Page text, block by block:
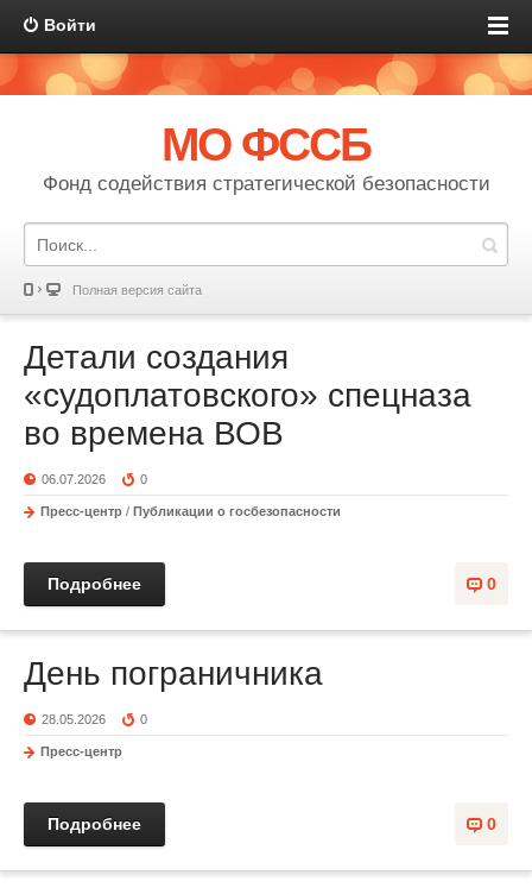
Войти
МО ФССБ
Фонд содействия стратегической безопасности
Полная версия сайта
Детали создания
«судоплатовского» спецназа
во времена ВОВ
06.07.2026 0
Пресс-центр / Публикации о госбезопасности
0
Подробнее
День пограничника
28.05.2026 0
Пресс-центр
0
Подробнее